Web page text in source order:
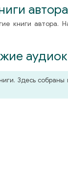
книги
Здесь